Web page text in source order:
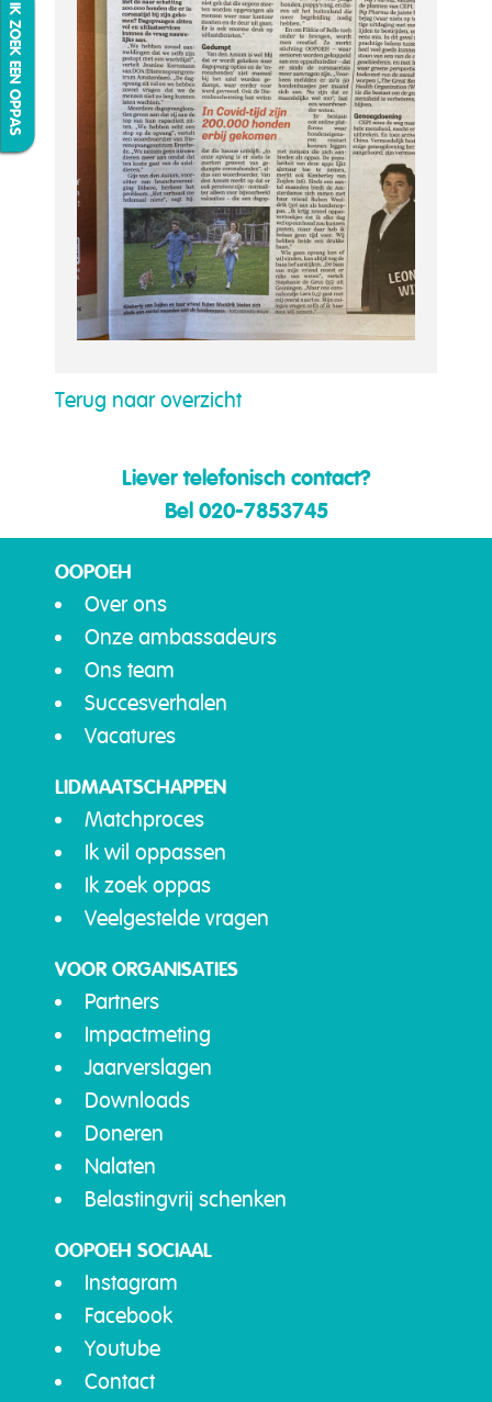
IK ZOEK EEN OPPAS
Terug naar overzicht
Liever telefonisch contact?
Bel 020-7853745
OOPOEH
Over ons
Onze ambassadeurs
Ons team
Succesverhalen
Vacatures
LIDMAATSCHAPPEN
Matchproces
Ik wil oppassen
Ik zoek oppas
Veelgestelde vragen
VOOR ORGANISATIES
Partners
Impactmeting
Jaarverslagen
Downloads
Doneren
Nalaten
Belastingvrij schenken
OOPOEH SOCIAAL
Instagram
Facebook
Youtube
Contact